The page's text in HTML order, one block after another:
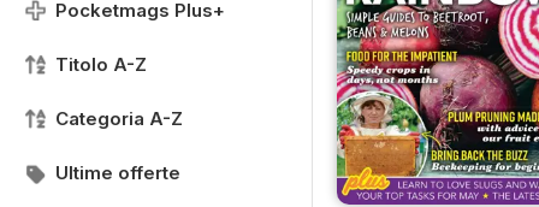
Pocketmags Plus+
Titolo A-Z
Categoria A-Z
Ultime offerte